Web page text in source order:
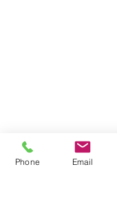
Phone Email